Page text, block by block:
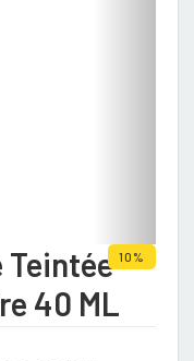
10%
Teintée
40 ML